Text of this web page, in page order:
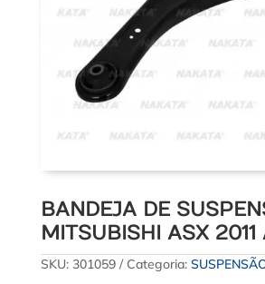
BANDEJA DE
MITSUBISHI ASX
SKU: 301059 Categoria: